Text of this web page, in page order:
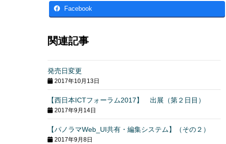
Facebook
関連記事
発売日変更
2017年10月13日
【西日本ICTフォーラム2017】 出展（第２日目）
2017年9月14日
【パノラマWeb_UI共有・編集システム】（その２）
2017年9月8日